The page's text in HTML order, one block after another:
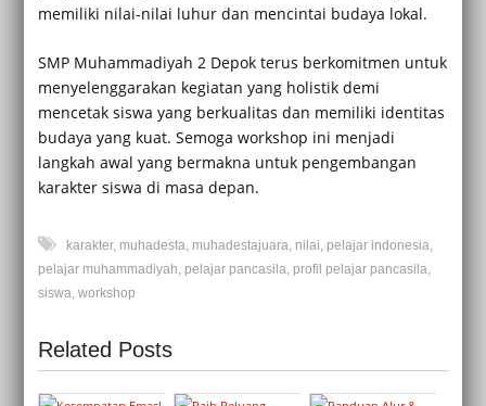
memiliki nilai-nilai luhur dan mencintai budaya lokal.
SMP Muhammadiyah 2 Depok terus berkomitmen untuk
menyelenggarakan kegiatan yang holistik demi
mencetak siswa yang berkualitas dan memiliki identitas
budaya yang kuat. Semoga workshop ini menjadi
langkah awal yang bermakna untuk pengembangan
karakter siswa di masa depan.
karakter, muhadesta, muhadestajuara, nilai, pelajar indonesia,
pelajar muhammadiyah, pelajar pancasila, profil pelajar pancasila,
siswa, workshop
Related Posts